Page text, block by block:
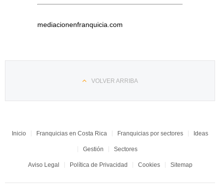
mediacionenfranquicia.com
VOLVER ARRIBA
Inicio Franquicias en Costa Rica Franquicias por sectores Ideas
Gestión Sectores
Aviso Legal Política de Privacidad Cookies Sitemap